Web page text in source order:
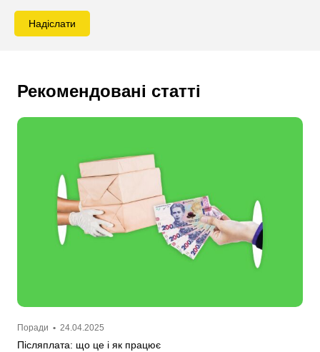
Надіслати
Рекомендовані статті
Поради • 24.04.2025
Післяплата: що це і як працює